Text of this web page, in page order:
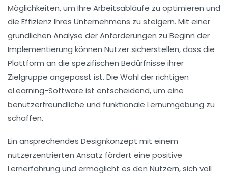
Möglichkeiten, um Ihre Arbeitsabläufe zu optimieren und
die Effizienz Ihres Unternehmens zu steigern. Mit einer
gründlichen Analyse der Anforderungen zu Beginn der
Implementierung können Nutzer sicherstellen, dass die
Plattform an die spezifischen Bedürfnisse ihrer
Zielgruppe angepasst ist. Die Wahl der richtigen
eLearning-Software ist entscheidend, um eine
benutzerfreundliche und funktionale Lernumgebung zu
schaffen.
Ein ansprechendes Designkonzept mit einem
nutzerzentrierten Ansatz fördert eine positive
Lernerfahrung und ermöglicht es den Nutzern, sich voll